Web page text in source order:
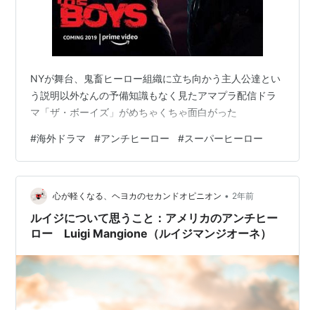
NYが舞台、鬼畜ヒーロー組織に立ち向かう主人公達とい
う説明以外なんの予備知識もなく見たアマプラ配信ドラ
マ「ザ・ボーイズ」がめちゃくちゃ面白がった
#海外ドラマ #アンチヒーロー #スーパーヒーロー
心が軽くなる、ヘヨカのセカンドオピニオン • 2年前
ルイジについて思うこと：アメリカのアンチヒー
ロー Luigi Mangione（ルイジマンジオーネ）